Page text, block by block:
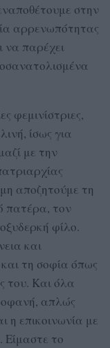
στην
αρρενωπότητας
να παρέχει
φεμινίστριες,
ίσως για
με την
αποζητούμε τη
πατέρα, τον
φίλο.
και
τη σοφία όπως
του. Και όλα
απλώς
η επικοινωνία με
Είμαστε το